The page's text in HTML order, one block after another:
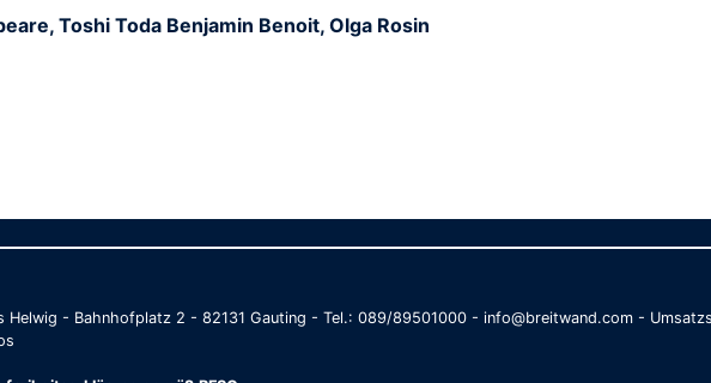
Toshi Toda Benjamin Benoit, Olga Rosin
- Bahnhofplatz 2 - 82131 Gauting - Tel.: 089/89501000 - info@breitwand.com -